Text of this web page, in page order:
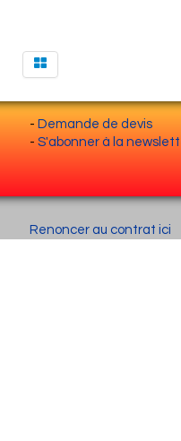
- Demande de devis
- S'abonner à la
Renoncer au contrat ici